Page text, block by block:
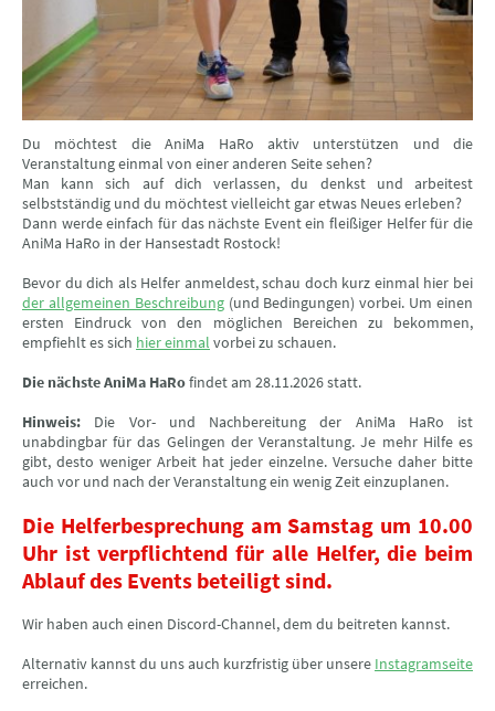
Du möchtest die AniMa HaRo aktiv unterstützen und die
Veranstaltung einmal von einer anderen Seite sehen?
Man kann sich auf dich verlassen, du denkst und arbeitest
selbstständig und du möchtest vielleicht gar etwas Neues erleben?
Dann werde einfach für das nächste Event ein fleißiger Helfer für die
AniMa HaRo in der Hansestadt Rostock!
Bevor du dich als Helfer anmeldest, schau doch kurz einmal hier bei
der allgemeinen Beschreibung(und Bedingungen) vorbei. Um einen
ersten Eindruck von den möglichen Bereichen zu bekommen,
empfiehlt es sich hier einmal vorbei zu schauen.
Die nächste AniMa HaRofindet am 28.11.2026 statt.
Hinweis: Die Vor- und Nachbereitung der AniMa HaRo ist
unabdingbar für das Gelingen der Veranstaltung. Je mehr Hilfe es
gibt, desto weniger Arbeit hat jeder einzelne. Versuche daher bitte
auch vor und nach der Veranstaltung ein wenig Zeit einzuplanen.
Die Helferbesprechung am Samstag um 10.00
Uhr ist verpflichtend für alle Helfer, die beim
Ablauf des Events beteiligt sind.
Wir haben auch einen Discord-Channel, dem du beitreten kannst.
Alternativ kannst du uns auch kurzfristig über unsere Instagramseite
erreichen.